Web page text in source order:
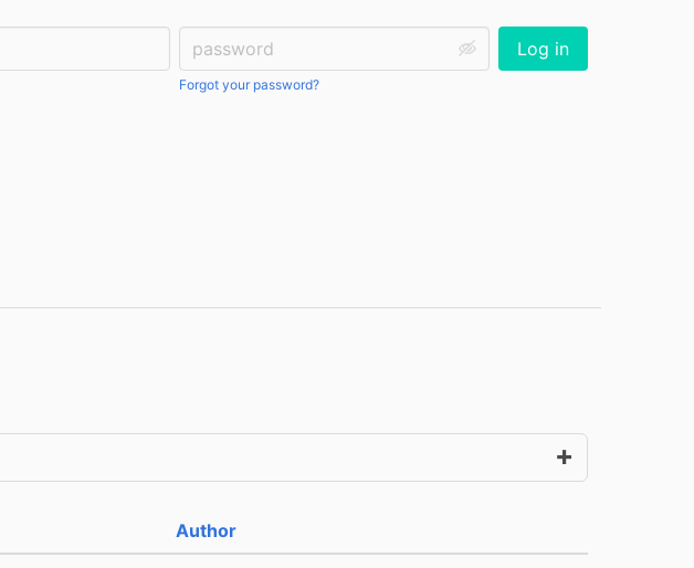
Password:
Forgot your password?
Log in
Author